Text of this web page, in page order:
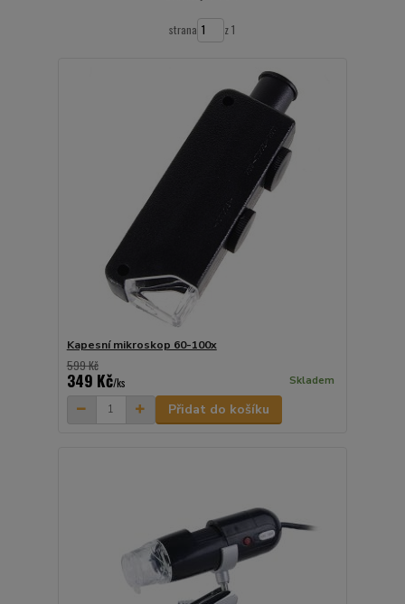
strana z 1
Kapesní mikroskop 60-100x
599 Kč
349 Kč/ks Skladem
Přidat do košíku